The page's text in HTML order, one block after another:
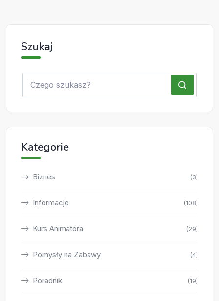
Szukaj
Kategorie
Biznes (3)
Informacje (108)
Kurs Animatora (29)
Pomysły na Zabawy (4)
Poradnik (19)